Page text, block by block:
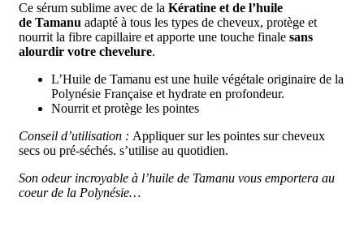
Ce sérum sublime avec de la Kératine et de l’huile
de Tamanu adapté à tous les types de cheveux, protège et
nourrit la fibre capillaire et apporte une touche finale sans
alourdir votre chevelure.
L’Huile de Tamanu est une huile végétale originaire de la
Polynésie Française et hydrate en profondeur.
Nourrit et protège les pointes
Conseil d’utilisation : Appliquer sur les pointes sur cheveux
secs ou pré-séchés. s’utilise au quotidien.
Son odeur incroyable à l’huile de Tamanu vous emportera au
coeur de la Polynésie…